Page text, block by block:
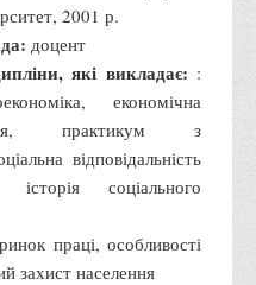
2001 р.
доцент
які викладає: :
економічна
практикум з
відповідальність
соціального
ринок праці, особливості
захист населення